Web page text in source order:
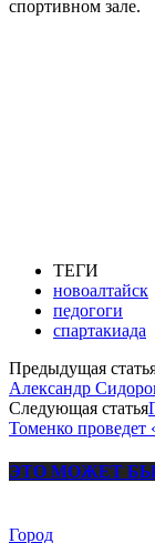
спортивном зале.
ТЕГИ
новоалтайск
педогоги
спартакиада
Предыдущая
Александр
Следующая статья
Томенко
ЭТО МОЖЕТ
Город